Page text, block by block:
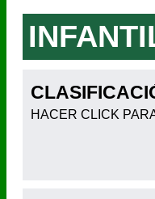
HACER CLICK